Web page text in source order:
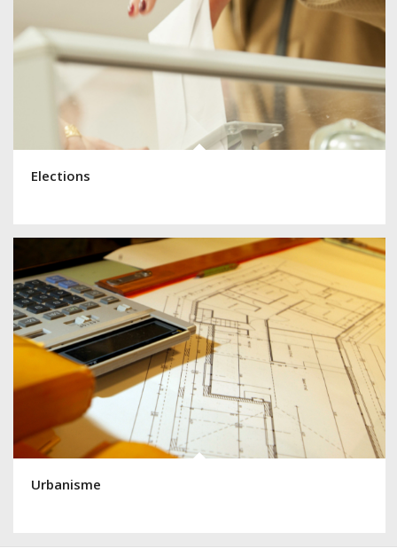
Elections
Urbanisme